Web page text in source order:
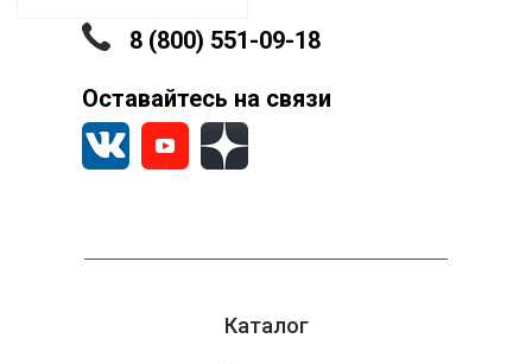
Каталог
8 (800) 551-09-18
Оставайтесь на связи